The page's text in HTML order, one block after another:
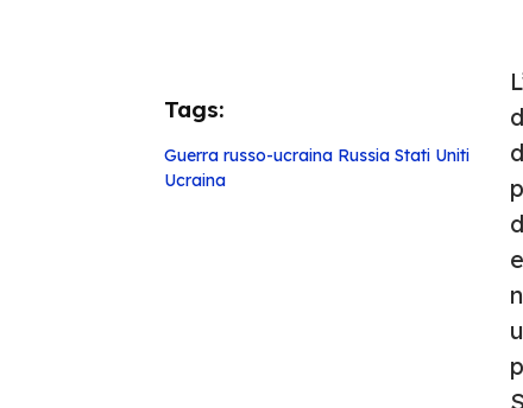
Tags:
Guerra russo-ucraina Russia Stati Uniti
Ucraina